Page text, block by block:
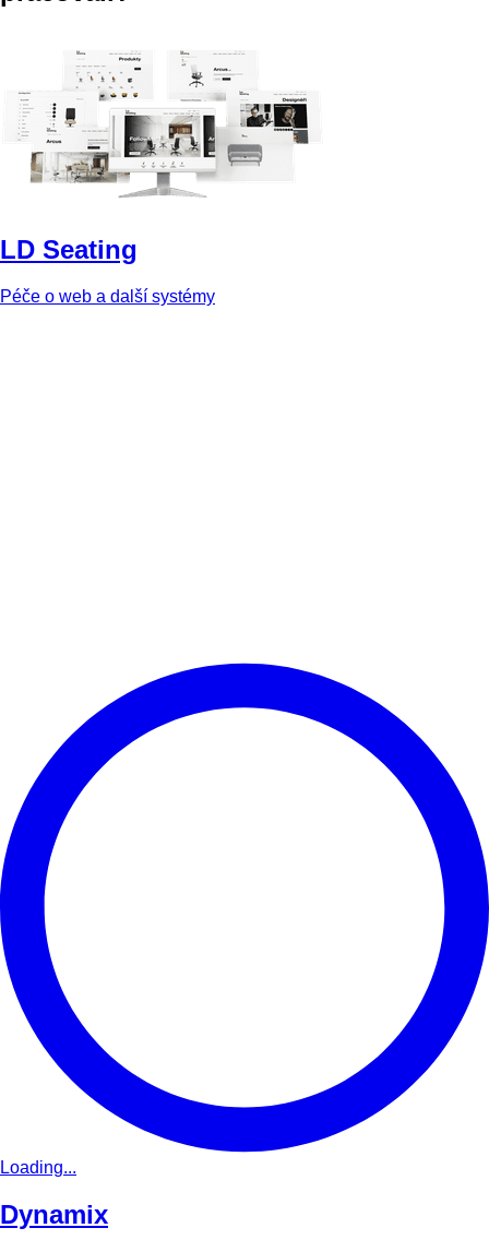
LD Seating
Péče o web a další systémy
Loading...
Dynamix